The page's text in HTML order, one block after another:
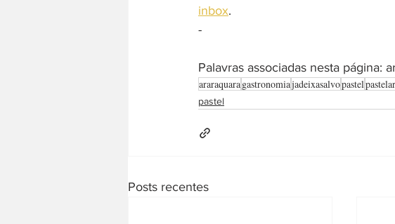
inbox.
-
Palavras associadas nesta página:
araraquaragastronomiajadeixasalvopastel
pastel
Posts recentes